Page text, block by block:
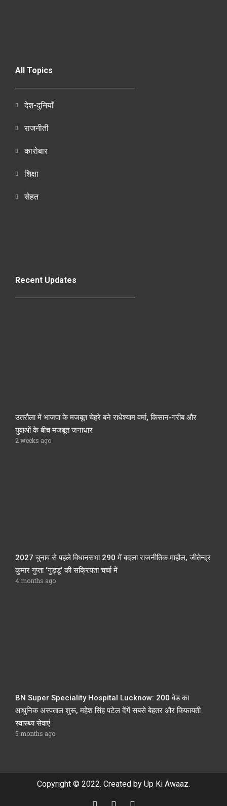
All Topics
देश-दुनियाँ
राजनीती
कारोबार
शिक्षा
सेहत
Recent Updates
उतरौला में भाजपा के मजबूत चेहरे बने राधेश्याम वर्मा, किसान-गरीब और
युवाओं के बीच मजबूत जनाधार
2 weeks ago
2027 चुनाव से पहले विधानसभा 290 में बदला राजनीतिक माहौल, जीतेन्द्र
कुमार गुप्ता ‘गुड्डू’ की सक्रियता चर्चा में
4 months ago
BN Super Speciality Hospital Lucknow: 200 बेड का
आधुनिक अस्पताल शुरू, महेश सिंह पटेल देंगें सबसे बेहतर और किफायती
स्वास्थ्य सेवाएं
5 months ago
Copyright © 2022. Created by Up Ki Awaaz.